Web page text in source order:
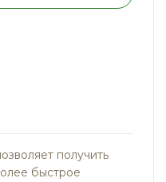
получить
быстрое